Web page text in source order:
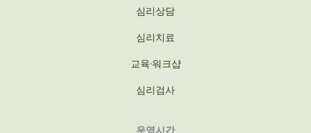
심리상담
심리치료
교육·워크샵
심리검사
운영시간